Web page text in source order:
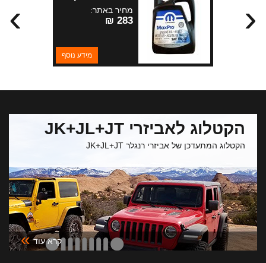
MOPAR
מחיר באתר:
283 ₪
מידע נוסף
› ‹
הקטלוג לאביזרי JK+JL+JT
הקטלוג המתעדכן של אביזרי רנגלר JK+JL+JT
קרא עוד »